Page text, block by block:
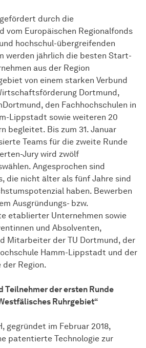
durch die
vom Europäischen Regionalfonds
hochschul-übergreifenden
werden jährlich die besten Start-
aus der Region
von einem starken Verbund
Dortmund,
den Fachhochschulen in
Lippstadt sowie weiteren 20
begleitet. Bis zum 31. Januar
Teams für die zweite Runde
Jury wird zwölf
Angesprochen sind
die nicht älter als fünf Jahre sind
haben. Bewerben
Ausgründungs- bzw.
etablierter Unternehmen sowie
und Absolventen,
Mitarbeiter der TU Dortmund, der
Hamm-Lippstadt und der
Region.
Teilnehmer der ersten Runde
Ruhrgebiet“
gegründet im Februar 2018,
patentierte Technologie zur